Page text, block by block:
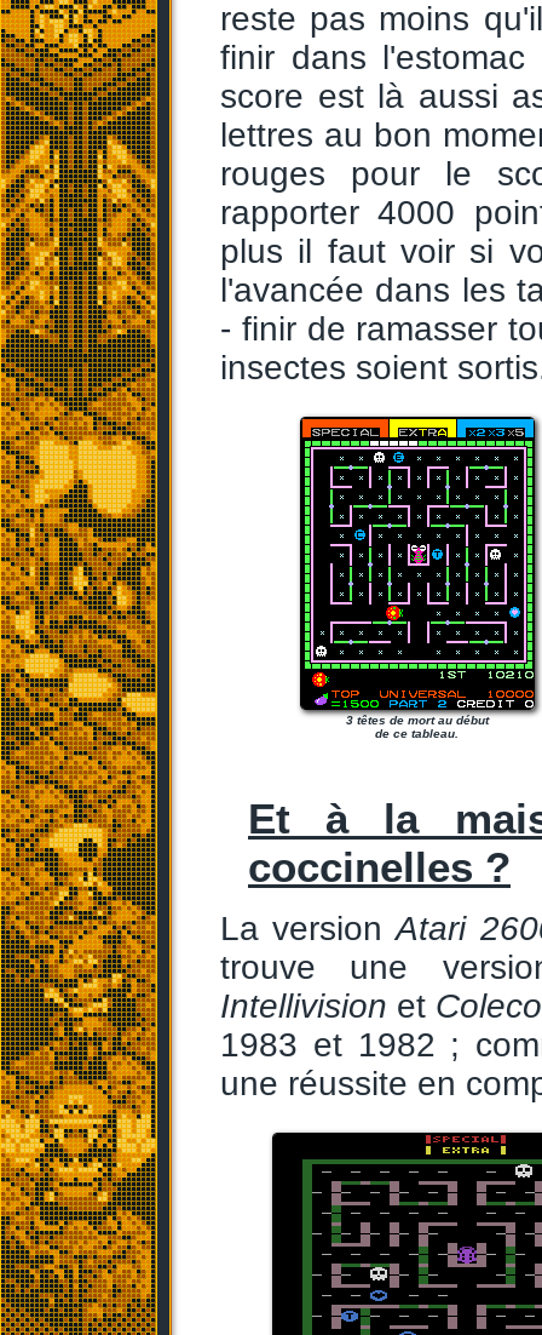
reste pas moins
finir dans
score est là aussi
lettres au bon
rouges pour le
rapporter 4000
plus il faut voir si
l'avancée dans les
- finir de ramasser
insectes soient
3 têtes de mort au début
de ce tableau.
Et à la
coccinelles ?
La versionAtari
trouve une
Intellivision et
1983 et 1982 ;
une réussite en